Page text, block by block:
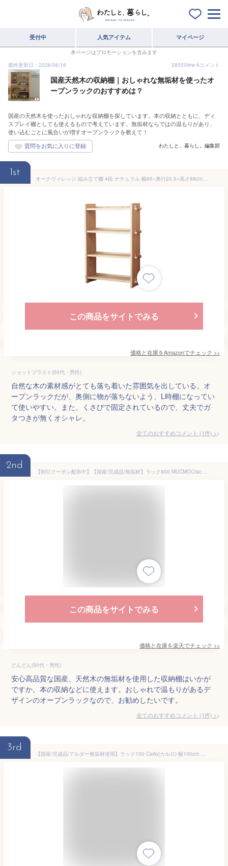
受付中 人気アイテム マイページ
本ページはプロモーションを含みます
最終更新日：2026/06/18
2850View 6コメント
国産天然木の収納棚｜おしゃれな無垢材を使ったオ
ープンラックのおすすめは？
国産の天然木を使ったおしゃれな収納棚を探しています。本の収納とともに、ディ
スプレイ棚としても使えるもので考えています。無垢材ならではの温もりがあり、
使い込むごとに風合いが増すオープンラックを教えて！
わたしと、暮らし。編集部
1st
オークヴィレッジ 組み立て棚 4段 ナチュラル 幅65×奥行20.5×高さ88cm 50015-10
この商品をサイトでみる
価格と在庫をAmazonでチェック >>
ショットブラスト(50代・男性)
自然な木の素材感がとても落ち着いた雰囲気を出している。オ
ープンラックだが、奥側に物が落ちないよう、L時棚になってい
て使いやすい。また、くさびで固定されているので、丈夫でガ
タつきが無くオシャレ。
全てのおすすめコメント (1件) >
2nd
【割引クーポン配布中】【国産/完成品/無垢材】ラック800 MUCMOCrack(ムックモックラック) 子ども部屋 本棚 収納 ランドセルラック 収納棚 棚 アルダー ビーチ 木製 本棚 おしゃれ 子供部屋 杉工場 (大型)
この商品をサイトでみる
価格と在庫を楽天でチェック >>
どんどん(50代・男性)
安心高品質な国産、天然木の無垢材を使用した収納棚はいかが
ですか。本の収納などに使えます。おしゃれで温もりがあるデ
ザインのオープンラックなので、お勧めしたいです。
全てのおすすめコメント (1件) >
3rd
【国産/完成品/アルダー無垢材使用】ラック100 Carlo(カルロ) 幅100cm 可動棚 サイドラック 本棚 本立て ブックラック シェルフ ランドセルラック 書棚 収納棚 おしゃれ 子供部屋 木製 堀田木工所 (大型)